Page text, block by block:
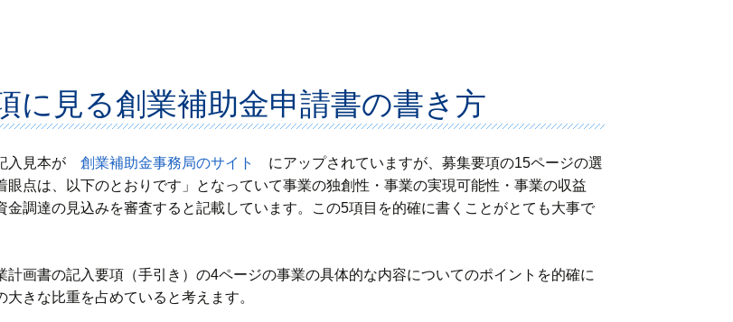
に見る創業補助金申請書の書き方
入見本が 創業補助金事務局のサイト
にアップされていますが、募集要項の15ページの選
眼点は、以下のとおりです」となっていて事業の独創性・事業の実現可能性・事業の収益
金調達の見込みを審査すると記載しています。この5項目を的確に書くことがとても大事で
計画書の記入要項（手引き）の4ページの事業の具体的な内容についてのポイントを的確に
きな比重を占めていると考えます。